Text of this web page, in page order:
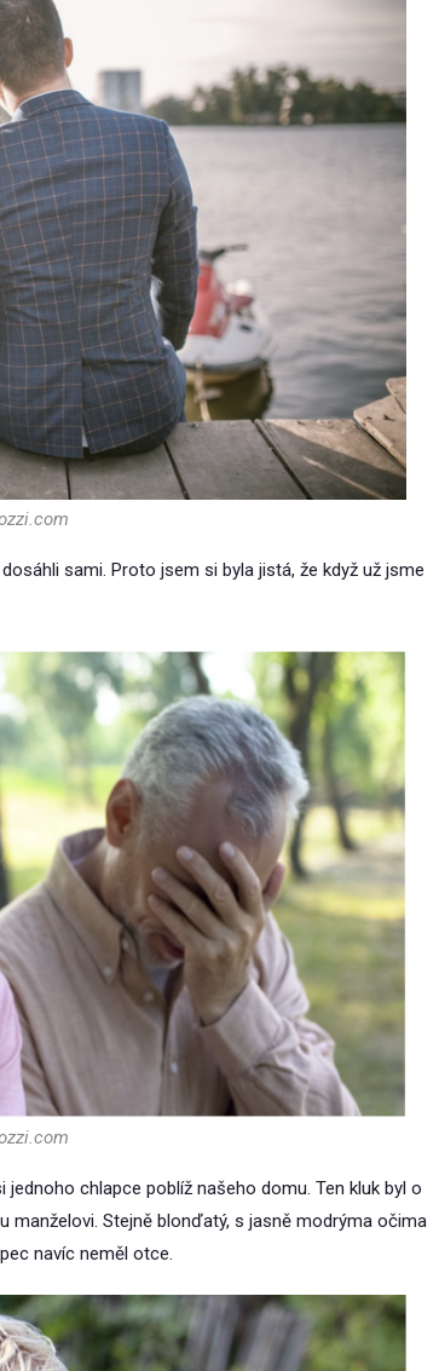
sami. Proto jsem si byla jistá, že když už jsme
chlapce poblíž našeho domu. Ten kluk byl o
manželovi. Stejně blonďatý, s jasně modrýma očima
navíc neměl otce.